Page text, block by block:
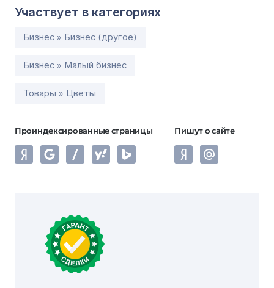
Участвует в категориях
Бизнес » Бизнес (другое)
Бизнес » Малый бизнес
Товары » Цветы
Проиндексированные страницы Пишут о сайте